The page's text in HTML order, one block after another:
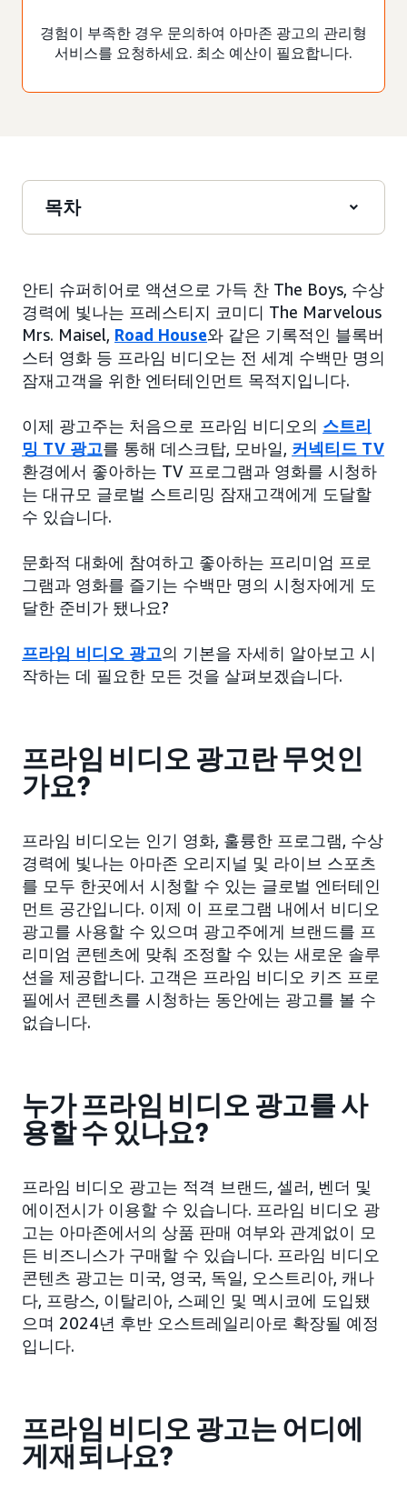
경험이 부족한 경우 문의하여 아마존 광고의 관리형
서비스를 요청하세요. 최소 예산이 필요합니다.
목차
안티 슈퍼히어로 액션으로 가득 찬 The Boys, 수상
경력에 빛나는 프레스티지 코미디 The Marvelous
Mrs. Maisel, Road House와 같은 기록적인 블록버
스터 영화 등 프라임 비디오는 전 세계 수백만 명의
잠재고객을 위한 엔터테인먼트 목적지입니다.
이제 광고주는 처음으로 프라임 비디오의 스트리
밍 TV 광고를 통해 데스크탑, 모바일, 커넥티드 TV
환경에서 좋아하는 TV 프로그램과 영화를 시청하
는 대규모 글로벌 스트리밍 잠재고객에게 도달할
수 있습니다.
문화적 대화에 참여하고 좋아하는 프리미엄 프로
그램과 영화를 즐기는 수백만 명의 시청자에게 도
달한 준비가 됐나요?
프라임 비디오 광고의 기본을 자세히 알아보고 시
작하는 데 필요한 모든 것을 살펴보겠습니다.
프라임 비디오 광고란 무엇인
가요?
프라임 비디오는 인기 영화, 훌륭한 프로그램, 수상
경력에 빛나는 아마존 오리지널 및 라이브 스포츠
를 모두 한곳에서 시청할 수 있는 글로벌 엔터테인
먼트 공간입니다. 이제 이 프로그램 내에서 비디오
광고를 사용할 수 있으며 광고주에게 브랜드를 프
리미엄 콘텐츠에 맞춰 조정할 수 있는 새로운 솔루
션을 제공합니다. 고객은 프라임 비디오 키즈 프로
필에서 콘텐츠를 시청하는 동안에는 광고를 볼 수
없습니다.
누가 프라임 비디오 광고를 사
용할 수 있나요?
프라임 비디오 광고는 적격 브랜드, 셀러, 벤더 및
에이전시가 이용할 수 있습니다. 프라임 비디오 광
고는 아마존에서의 상품 판매 여부와 관계없이 모
든 비즈니스가 구매할 수 있습니다. 프라임 비디오
콘텐츠 광고는 미국, 영국, 독일, 오스트리아, 캐나
다, 프랑스, 이탈리아, 스페인 및 멕시코에 도입됐
으며 2024년 후반 오스트레일리아로 확장될 예정
입니다.
프라임 비디오 광고는 어디에
게재되나요?